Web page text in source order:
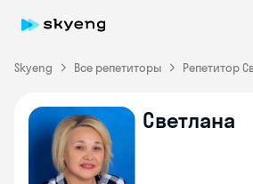
Skyeng Все репетиторы Репетитор
Светлана
Skyeng Chat
online